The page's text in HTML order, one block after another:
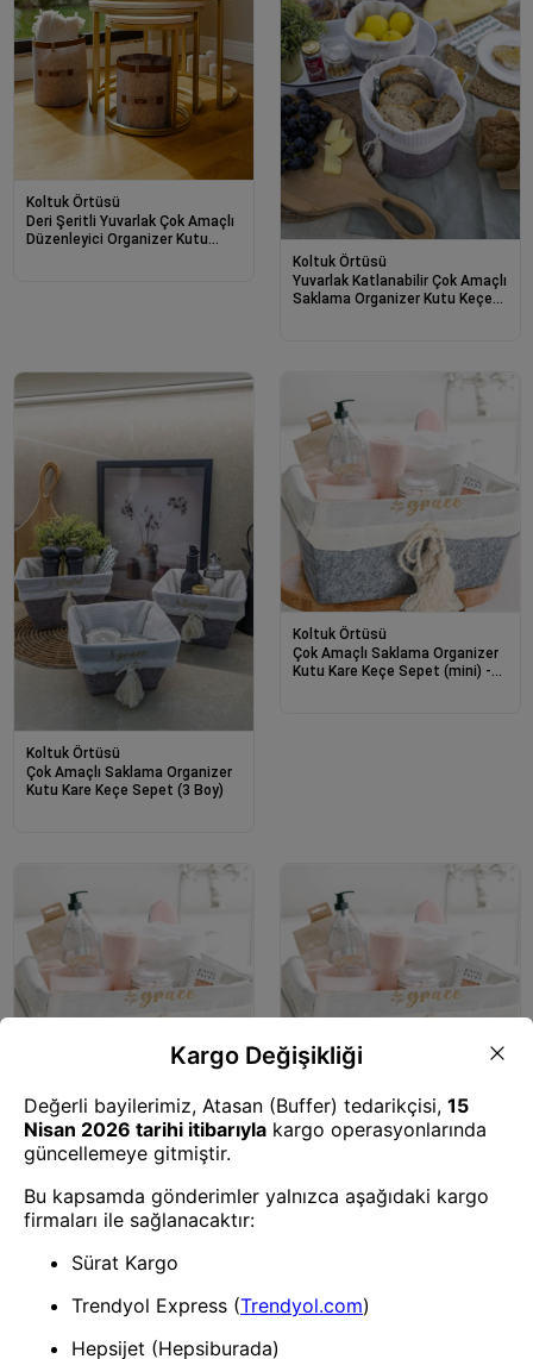
Koltuk Örtüsü
Deri Şeritli Yuvarlak Çok Amaçlı
Düzenleyici Organizer Kutu
Koltuk Örtüsü
Yuvarlak Katlanabilir Çok Amaçlı
Saklama Organizer Kutu Keçe
Koltuk Örtüsü
Çok Amaçlı Saklama Organizer
Kutu Kare Keçe Sepet (3 Boy)
Koltuk Örtüsü
Çok Amaçlı Saklama Organizer
Kutu Kare Keçe Sepet (mini) -
Koltuk Örtüsü
Çok Amaçlı Saklama Organizer
Kutu Kare Keçe Sepet (maxi) -
Koltuk Örtüsü
Çok Amaçlı Saklama Organizer